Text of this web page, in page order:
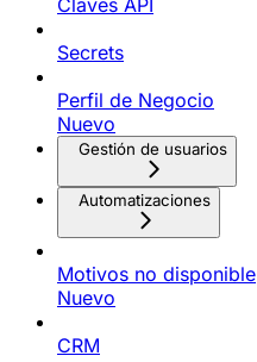
Claves API
Secrets
Perfil de Negocio
Nuevo
Gestión de usuarios
Automatizaciones
Motivos no disponible
Nuevo
CRM